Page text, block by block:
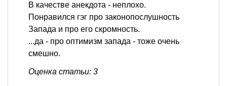
В качестве анекдота - неплохо.
Понравился гэг про законопослушность
Запада и про его скромность.
...да - про оптимизм запада - тоже очень
смешно.
Оценка статьи: 3